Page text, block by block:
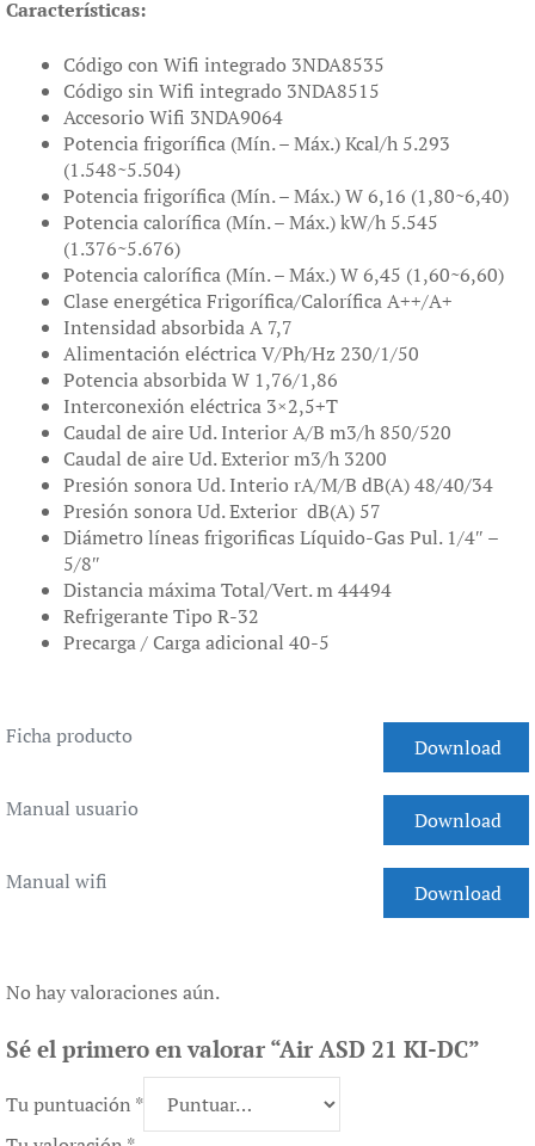
Características:
Código con Wifi integrado 3NDA8535
Código sin Wifi integrado 3NDA8515
Accesorio Wifi 3NDA9064
Potencia frigorífica (Mín. – Máx.) Kcal/h 5.293
(1.548~5.504)
Potencia frigorífica (Mín. – Máx.) W 6,16 (1,80~6,40)
Potencia calorífica (Mín. – Máx.) kW/h 5.545
(1.376~5.676)
Potencia calorífica (Mín. – Máx.) W 6,45 (1,60~6,60)
Clase energética Frigorífica/Calorífica A++/A+
Intensidad absorbida A 7,7
Alimentación eléctrica V/Ph/Hz 230/1/50
Potencia absorbida W 1,76/1,86
Interconexión eléctrica 3×2,5+T
Caudal de aire Ud. Interior A/B m3/h 850/520
Caudal de aire Ud. Exterior m3/h 3200
Presión sonora Ud. Interio rA/M/B dB(A) 48/40/34
Presión sonora Ud. Exterior dB(A) 57
Diámetro líneas frigorificas Líquido-Gas Pul. 1/4″ –
5/8″
Distancia máxima Total/Vert. m 44494
Refrigerante Tipo R-32
Precarga / Carga adicional 40-5
Ficha producto Download
Manual usuario Download
Manual wifi Download
No hay valoraciones aún.
Sé el primero en valorar “Air ASD 21 KI-DC”
Tu puntuación *